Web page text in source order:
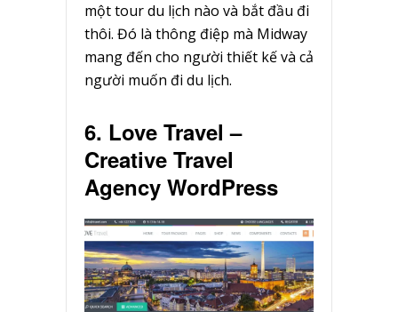
một tour du lịch nào và bắt đầu đi
thôi. Đó là thông điệp mà Midway
mang đến cho người thiết kế và cả
người muốn đi du lịch.
6. Love Travel –
Creative Travel
Agency WordPress